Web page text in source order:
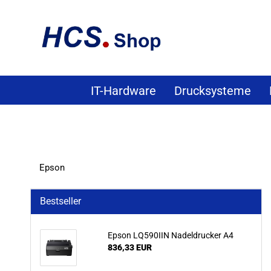
IT-Hardware Drucksysteme
Epson
Bestseller
Epson LQ590IIN Nadeldrucker A4
836,33 EUR